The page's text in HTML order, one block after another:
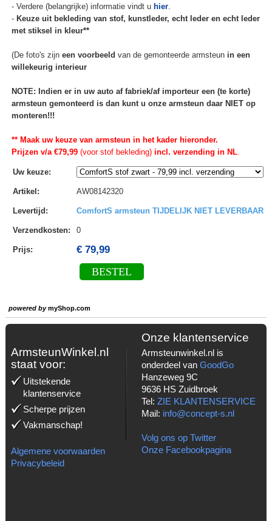
- Verdere (belangrijke) informatie vindt u hier.
- Keuze uit bekleding van stof, kunstleder, echt leder en echt leder
met stiksel in kleur**
(De foto's zijn een voorbeeld van de gemonteerde armsteun in een
willekeurig interieur
NOTE: Indien er in uw auto af fabriek/af importeur een (te korte)
armsteun gemonteerd is dan kunt u onze armsteun daar NIET op
monteren!!!
** Maak uw keuze van armsteun in het kader hieronder.
Prijzen v/a €79,99(voor stof bekleding)incl. verzending in NL.
Uw keuze:
Artikel : AW08142320
Levertijd : ComfortS armsteun TIJDELIJK NIET LEVERBAAR
Verzendkosten: 0
Prijs: € 79,99
BESTEL
powered bymyShop.com
ArmsteunWinkel.nl
staat voor:
Uitstekende
klantenservice
Scherpe prijzen
Vakmanschap!
Algemene voorwaarden
Privacybeleid
Onze klantenservice
Armsteunwinkel.nl is
onderdeel van GoodGo
Hanzeweg 9C
9636 HS Zuidbroek
Tel: ZIE KLANTENSERVICE
Mail: info@concept-s.nl
Volg ons op Twitter
Onze Facebookpagina